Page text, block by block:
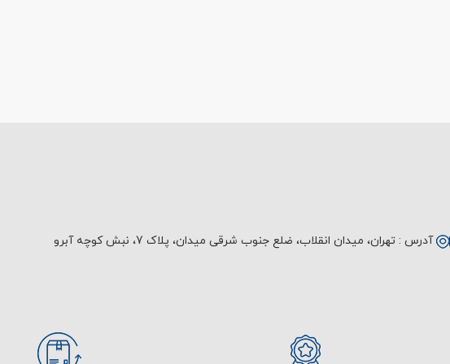
آدرس : تهران، میدان انقلاب، ضلع جنوب شرقی میدان، پلاک 7، نبش کوچه آبرو